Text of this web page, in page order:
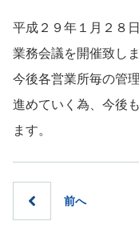
平成２９年１月２８
業務会議を開催致しま
今後各営業所毎の管
進めていく為、今後
ます。